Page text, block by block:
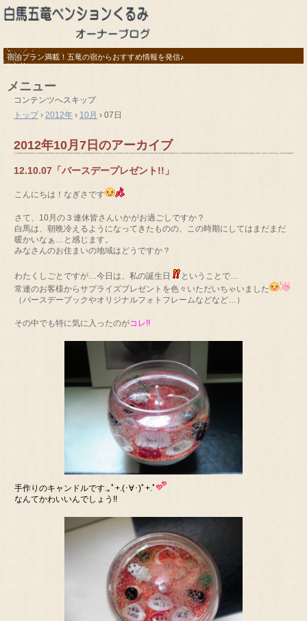
宿泊プラン満載！五竜の宿からおすすめ情報を発信♪
メニュー
コンテンツへスキップ
トップ › 2012年 › 10月 › 07日
2012年10月7日 のアーカイブ
12.10.07「バースデープレゼント!!」
こんにちは！なぎさです
さて、10月の３連休皆さんいかがお過ごしですか？
白馬は、朝晩冷えるようになってきたものの、この時期にしてはまだまだ
暖かいなぁ…と感じます。
みなさんのお住まいの地域はどうですか？
わたくしごとですが…今日は、私の誕生日
ということで…
常連のお客様からサプライズプレゼントを色々いただいちゃいました
（バースデーブックやオリジナルフォトフレームなどなど…）
その中でも特に気に入ったのがコレ!!
手作りのキャンドルです.｡ﾟ+.(･∀･)ﾟ+.ﾟ
なんてかわいいんでしょう!!